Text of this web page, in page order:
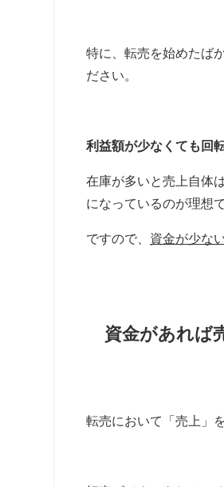
特に、転売を始めたば
ださい。
利益額が少なくても回
在庫が多いと売上自体
になっているのが理想で
ですので、 資金が少な
資金があれば
転売において「売上」